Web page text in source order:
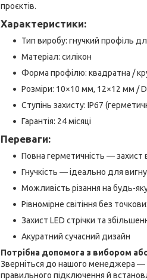
проєктів.
Характеристики:
Тип виробу: гнучкий профіль
Матеріал: силікон
Форма профілю: квадратна /
Розміри: 10×10 мм, 12×12 мм /
Ступінь захисту: IP67
Гарантія: 24 місяці
Переваги:
Повна герметичність — захист
Гнучкість — ідеально для
Можливість різання на будь-
Рівномірне світіння без
Захист LED стрічки та
Акуратний сучасний дизайн
Потрібна допомога з вибором
Зверніться до нашого менеджера —
правильного підключення й